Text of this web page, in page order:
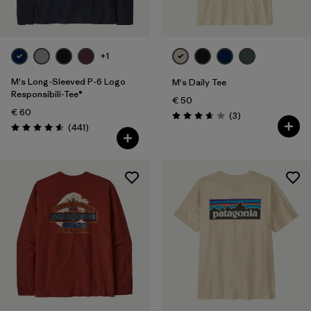
+1
M's Long-Sleeved P-6 Logo
Responsibili-Tee®
€ 60
Bewertung: 4.6 / 5
(441Rezensionen
)
M's Daily Tee
€ 50
Bewertung: 3.7 / 5
(3Rezensionen
)